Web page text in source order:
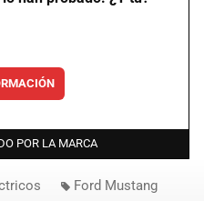
POR LA MARCA
Ford Mustang